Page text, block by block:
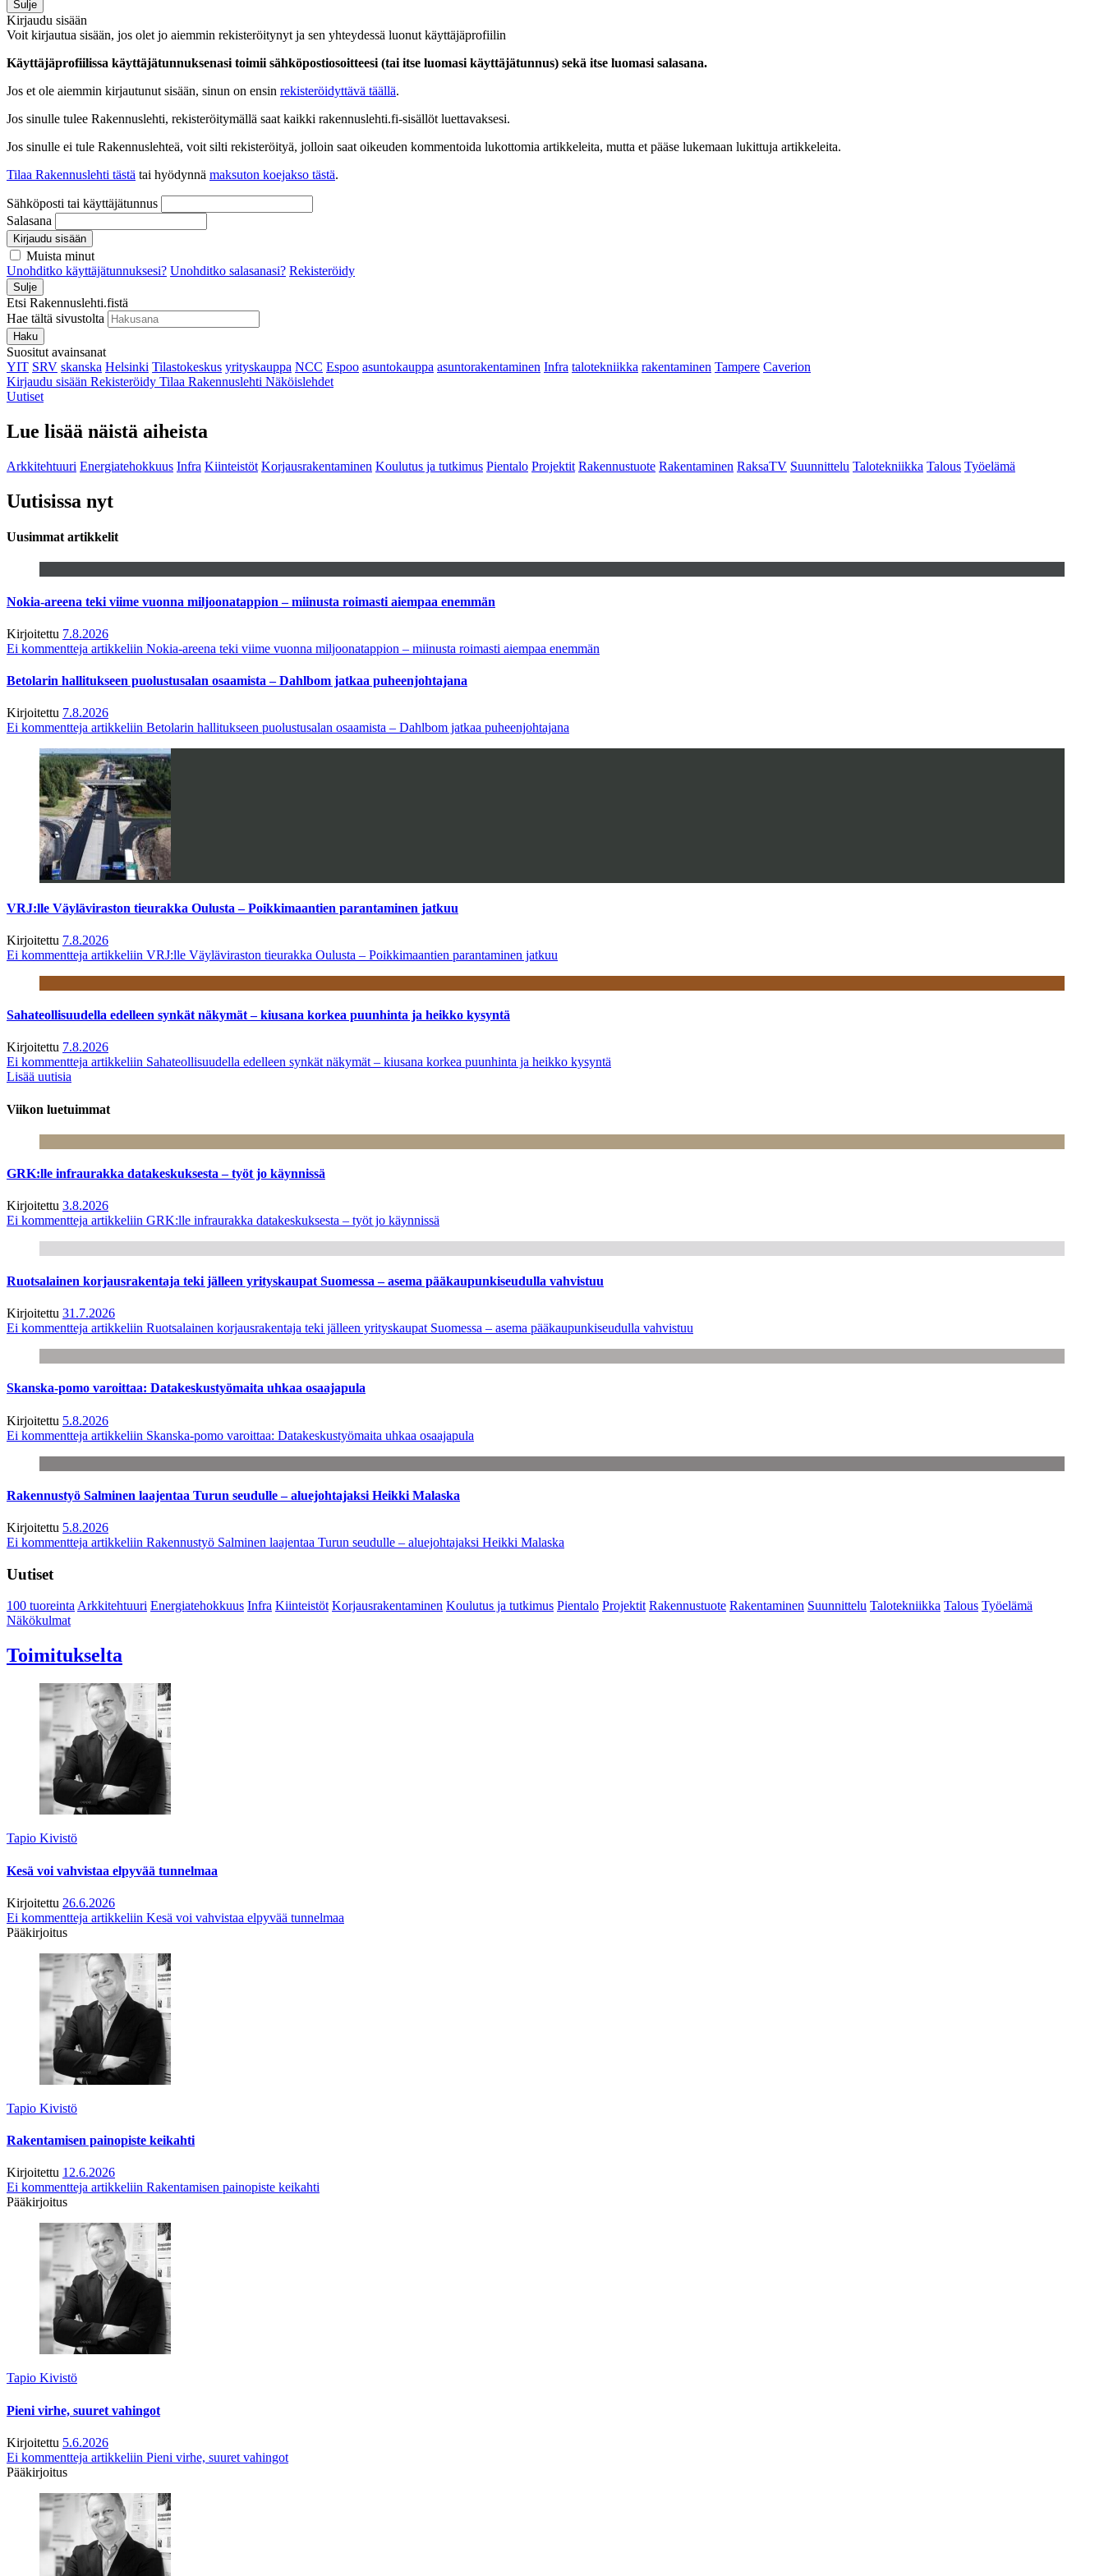
Sulje
Kirjaudu sisään
Voit kirjautua sisään, jos olet jo aiemmin rekisteröitynyt ja sen yhteydessä luonut käyttäjäprofiilin
Käyttäjäprofiilissa käyttäjätunnuksenasi toimii sähköpostiosoitteesi (tai itse luomasi käyttäjätunnus) sekä itse luomasi salasana.
Jos et ole aiemmin kirjautunut sisään, sinun on ensin rekisteröidyttävä täällä.
Jos sinulle tulee Rakennuslehti, rekisteröitymällä saat kaikki rakennuslehti.fi-sisällöt luettavaksesi.
Jos sinulle ei tule Rakennuslehteä, voit silti rekisteröityä, jolloin saat oikeuden kommentoida lukottomia artikkeleita, mutta et pääse lukemaan lukittuja artikkeleita.
Tilaa Rakennuslehti tästä tai hyödynnä maksuton koejakso tästä.
Sähköposti tai käyttäjätunnus
Salasana
Kirjaudu sisään
Muista minut
Unohditko käyttäjätunnuksesi? Unohditko salasanasi? Rekisteröidy
Sulje
Etsi Rakennuslehti.fistä
Hae tältä sivustolta
Haku
Suositut avainsanat
YIT SRV skanska Helsinki Tilastokeskus yrityskauppa NCC Espoo asuntokauppa asuntorakentaminen Infra talotekniikka rakentaminen Tampere Caverion
Kirjaudu sisään Rekisteröidy Tilaa Rakennuslehti Näköislehdet
Uutiset
Lue lisää näistä aiheista
Arkkitehtuuri Energiatehokkuus Infra Kiinteistöt Korjausrakentaminen Koulutus ja tutkimus Pientalo Projektit Rakennustuote Rakentaminen RaksaTV Suunnittelu Talotekniikka Talous Työelämä
Uutisissa nyt
Uusimmat artikkelit
Nokia-areena teki viime vuonna miljoonatappion – miinusta roimasti aiempaa enemmän
Kirjoitettu 7.8.2026
Ei kommentteja artikkeliin Nokia-areena teki viime vuonna miljoonatappion – miinusta roimasti aiempaa enemmän
Betolarin hallitukseen puolustusalan osaamista – Dahlbom jatkaa puheenjohtajana
Kirjoitettu 7.8.2026
Ei kommentteja artikkeliin Betolarin hallitukseen puolustusalan osaamista – Dahlbom jatkaa puheenjohtajana
VRJ:lle Väyläviraston tieurakka Oulusta – Poikkimaantien parantaminen jatkuu
Kirjoitettu 7.8.2026
Ei kommentteja artikkeliin VRJ:lle Väyläviraston tieurakka Oulusta – Poikkimaantien parantaminen jatkuu
Sahateollisuudella edelleen synkät näkymät – kiusana korkea puunhinta ja heikko kysyntä
Kirjoitettu 7.8.2026
Ei kommentteja artikkeliin Sahateollisuudella edelleen synkät näkymät – kiusana korkea puunhinta ja heikko kysyntä
Lisää uutisia
Viikon luetuimmat
GRK:lle infraurakka datakeskuksesta – työt jo käynnissä
Kirjoitettu 3.8.2026
Ei kommentteja artikkeliin GRK:lle infraurakka datakeskuksesta – työt jo käynnissä
Ruotsalainen korjausrakentaja teki jälleen yrityskaupat Suomessa – asema pääkaupunkiseudulla vahvistuu
Kirjoitettu 31.7.2026
Ei kommentteja artikkeliin Ruotsalainen korjausrakentaja teki jälleen yrityskaupat Suomessa – asema pääkaupunkiseudulla vahvistuu
Skanska-pomo varoittaa: Datakeskustyömaita uhkaa osaajapula
Kirjoitettu 5.8.2026
Ei kommentteja artikkeliin Skanska-pomo varoittaa: Datakeskustyömaita uhkaa osaajapula
Rakennustyö Salminen laajentaa Turun seudulle – aluejohtajaksi Heikki Malaska
Kirjoitettu 5.8.2026
Ei kommentteja artikkeliin Rakennustyö Salminen laajentaa Turun seudulle – aluejohtajaksi Heikki Malaska
Uutiset
100 tuoreintaArkkitehtuuri Energiatehokkuus Infra Kiinteistöt Korjausrakentaminen Koulutus ja tutkimus Pientalo Projektit Rakennustuote Rakentaminen Suunnittelu Talotekniikka Talous Työelämä
Näkökulmat
Toimitukselta
Tapio Kivistö
Kesä voi vahvistaa elpyvää tunnelmaa
Kirjoitettu 26.6.2026
Ei kommentteja artikkeliin Kesä voi vahvistaa elpyvää tunnelmaa
Pääkirjoitus
Tapio Kivistö
Rakentamisen painopiste keikahti
Kirjoitettu 12.6.2026
Ei kommentteja artikkeliin Rakentamisen painopiste keikahti
Pääkirjoitus
Tapio Kivistö
Pieni virhe, suuret vahingot
Kirjoitettu 5.6.2026
Ei kommentteja artikkeliin Pieni virhe, suuret vahingot
Pääkirjoitus